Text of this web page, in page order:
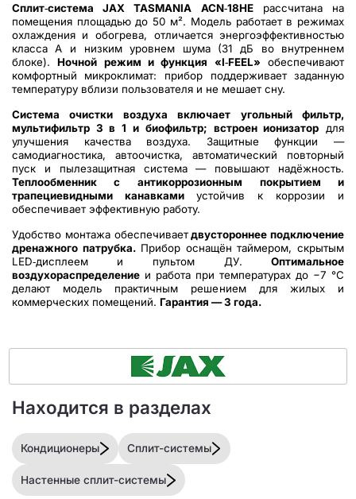
Сплит‑система JAX TASMANIA ACN‑18HEрассчитана на
помещения площадью до 50 м². Модель работает в режимах
охлаждения и обогрева, отличается энергоэффективностью
класса А и низким уровнем шума (31 дБ во внутреннем
блоке).Ночной режим и функция «I‑FEEL» обеспечивают
комфортный микроклимат: прибор поддерживает заданную
температуру вблизи пользователя и не мешает сну.
Система очистки воздуха включает угольный фильтр,
мультифильтр 3 в 1 и биофильтр; встроен ионизатор для
улучшения качества воздуха. Защитные функции —
самодиагностика, автоочистка, автоматический повторный
пуск и пылезащитная система — повышают надёжность.
Теплообменник с антикоррозионным покрытием и
трапециевидными канавками устойчив к коррозии и
обеспечивает эффективную работу.
Удобство монтажа обеспечиваетдвустороннее подключение
дренажного патрубка.Прибор оснащён таймером, скрытым
LED‑дисплеем и пультом ДУ.Оптимальное
воздухораспределениеи работа при температурах до −7 °C
делают модель практичным решением для жилых и
коммерческих помещений. Гарантия — 3 года.
Находится в разделах
Кондиционеры Сплит-системы
Настенные сплит-системы